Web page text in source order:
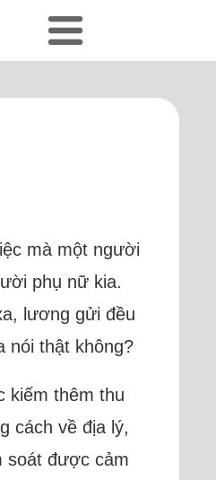
mà một người
phụ nữ kia.
lương gửi đều
nói thật không?
kiếm thêm thu
cách về địa lý,
soát được cảm